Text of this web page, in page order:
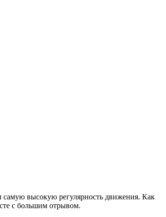
самую высокую регулярность движения. Как
с большим отрывом.